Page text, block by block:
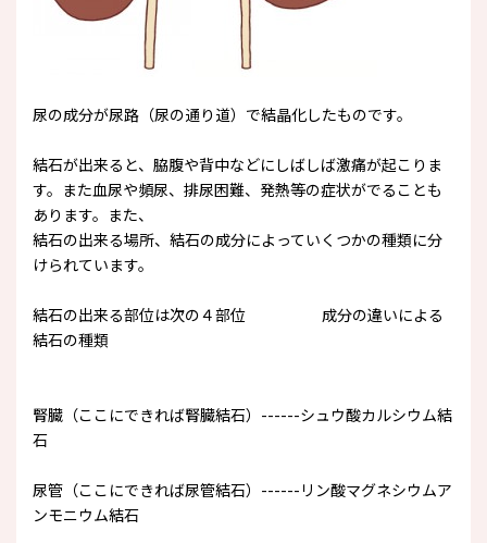
尿の成分が尿路（尿の通り道）で結晶化したものです。
結石が出来ると、脇腹や背中などにしばしば激痛が起こりま
す。また血尿や頻尿、排尿困難、発熱等の症状がでることも
あります。また、
結石の出来る場所、結石の成分によっていくつかの種類に分
けられています。
結石の出来る部位は次の４部位 成分の違いによる
結石の種類
腎臓（ここにできれば腎臓結石）------シュウ酸カルシウム結
石
尿管（ここにできれば尿管結石）------リン酸マグネシウムア
ンモニウム結石